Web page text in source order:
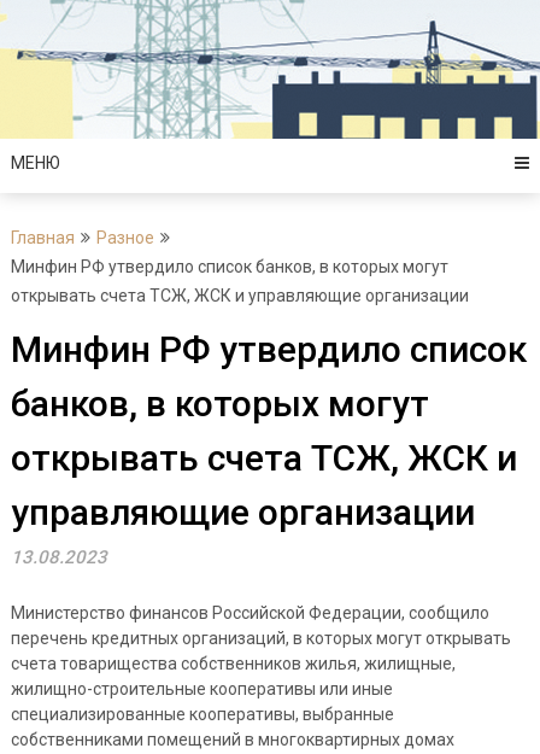
Перейти
содержимому
МЕНЮ
Главная
Разное
Минфин РФ утвердило список банков, в которых могут
открывать счета ТСЖ, ЖСК и управляющие организации
Минфин РФ утвердило список
банков, в которых могут
открывать счета ТСЖ, ЖСК и
управляющие организации
13.08.2023
Министерство финансов Российской Федерации, сообщило
перечень кредитных организаций, в которых могут открывать
счета товарищества собственников жилья, жилищные,
жилищно-строительные кооперативы или иные
специализированные кооперативы, выбранные
собственниками помещений в многоквартирных домах